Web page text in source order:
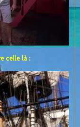
celle là :